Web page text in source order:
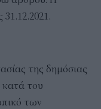
31.12.2021.
της δημόσιας
κατά του
των